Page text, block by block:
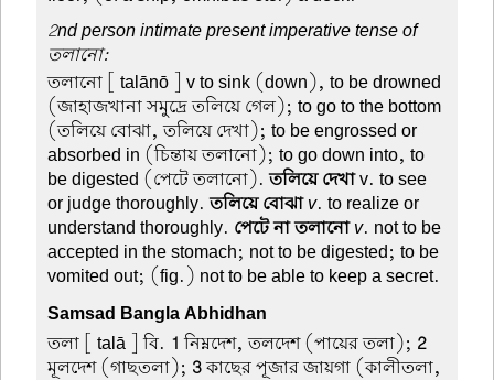
2nd person intimate present imperative tense of
তলানো:
তলানো [ talānō ] v to sink (down), to be drowned
(জাহাজখানা সমুদ্রে তলিয়ে গেল); to go to the bottom
(তলিয়ে বোঝা, তলিয়ে দেখা); to be engrossed or
absorbed in (চিন্তায় তলানো); to go down into, to
be digested (পেটে তলানো).তলিয়ে দেখাv. to see
or judge thoroughly.তলিয়ে বোঝা v. to realize or
understand thoroughly. পেটে না তলানো v. not to be
accepted in the stomach; not to be digested; to be
vomited out; (fig.) not to be able to keep a secret.
Samsad Bangla Abhidhan
তলা [ talā ] বি. 1 নিম্নদেশ, তলদেশ (পায়ের তলা); 2
মূলদেশ (গাছতলা); 3কাছের পূজার জায়গা (কালীতলা,